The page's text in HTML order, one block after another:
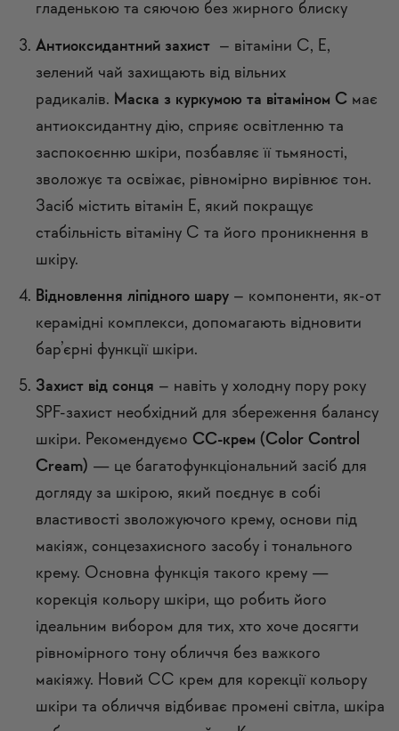
гладенькою та сяючою без жирного блиску
Антиоксидантний захист – вітаміни С, Е,
зелений чай захищають від вільних
радикалів. Маска з куркумою та вітаміном Смає
антиоксидантну дію, сприяє освітленню та
заспокоєнню шкіри, позбавляє її тьмяності,
зволожує та освіжає, рівномірно вирівнює тон.
Засіб містить вітамін Е, який покращує
стабільність вітаміну С та його проникнення в
шкіру.
Відновлення ліпідного шару– компоненти, як-от
керамідні комплекси, допомагають відновити
бар’єрні функції шкіри.
Захист від сонця – навіть у холодну пору року
SPF-захист необхідний для збереження балансу
шкіри. Рекомендуємо СС-крем (Color Control
Cream) — це багатофункціональний засіб для
догляду за шкірою, який поєднує в собі
властивості зволожуючого крему, основи під
макіяж, сонцезахисного засобу і тонального
крему. Основна функція такого крему —
корекція кольору шкіри, що робить його
ідеальним вибором для тих, хто хоче досягти
рівномірного тону обличчя без важкого
макіяжу. Новий СС крем для корекції кольору
шкіри та обличчя відбиває промені світла, шкіра